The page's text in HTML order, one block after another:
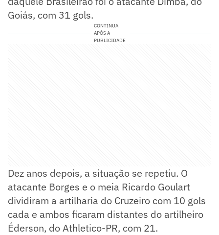
Goiás, com 31 gols.
CONTINUA
APÓS A
PUBLICIDADE
Dez anos depois, a situação se repetiu. O
atacante Borges e o meia Ricardo Goulart
dividiram a artilharia do Cruzeiro com 10 gols
cada e ambos ficaram distantes do artilheiro
Éderson, do Athletico-PR, com 21.